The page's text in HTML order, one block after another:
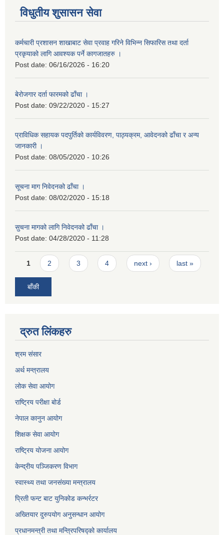
विधुतीय शुसासन सेवा
कर्मचारी प्रशासन शाखाबाट सेवा प्रवाह गरिने विभिन्न सिफारिस तथा दर्ता
प्रकृयाको लागि आवश्यक पर्ने कागजातहरु ।
Post date: 06/16/2026 - 16:20
बेरोजगार दर्ता फारमको ढाँचा ।
Post date: 09/22/2020 - 15:27
प्राविधिक सहायक पदपुर्तिको कार्यविवरण, पाठ्यक्रम, आवेदनको ढाँचा र अन्य
जानकारी ।
Post date: 08/05/2020 - 10:26
सूचना माग निवेदनको ढाँचा ।
Post date: 08/02/2020 - 15:18
सुचना मागको लागि निवेदनको ढाँचा ।
Post date: 04/28/2020 - 11:28
Pages
1 2 3 4 next › last »
बाँकी
द्रुत लिंकहरु
श्रम संसार
अर्थ मन्त्रालय
लोक सेवा आयोग
राष्ट्रिय परीक्षा बोर्ड
नेपाल कानुन आयोग
शिक्षक सेवा आयोग
राष्ट्रिय योजना आयोग
केन्द्रीय पञ्जिकरण विभाग
स्वास्थ्य तथा जनसंख्या मन्त्रालय
प्रिती फन्ट बाट युनिकोड कन्भर्रटर
अख्तियार दुरुपयोग अनुसन्धान आयोग
प्रधानमन्त्री तथा मन्त्रिपरिषद्को कार्यालय